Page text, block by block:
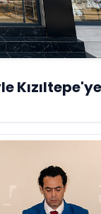
Kızıltepe'ye